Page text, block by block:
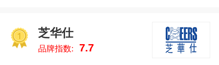
明珠家居/M&Z 。我们致力于用最
真实的数据告诉您真皮床什么牌
芝华仕
品牌指数: 7.7